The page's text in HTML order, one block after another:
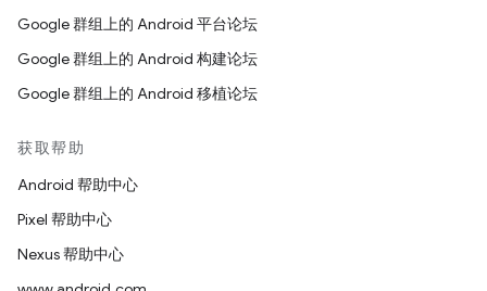
Google 群组上的 Android 平台论坛
Google 群组上的 Android 构建论坛
Google 群组上的 Android 移植论坛
获取帮助
Android 帮助中心
Pixel 帮助中心
Nexus 帮助中心